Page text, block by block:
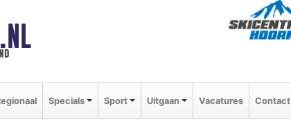
Specials Sport Uitgaan Vacatures Contact